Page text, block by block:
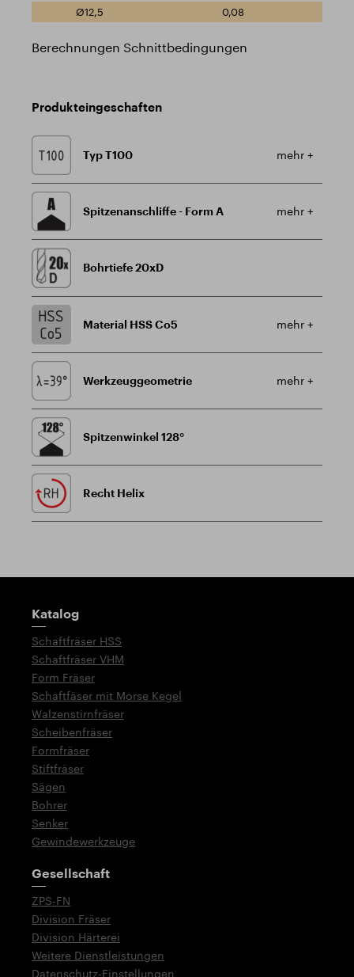
0,08
Berechnungen Schnittbedingungen
Produkteingeschaften
Typ T100 mehr +
Spitzenanschliffe - Form A mehr +
Bohrtiefe 20xD
Material HSS Co5 mehr +
Werkzeuggeometrie mehr +
Spitzenwinkel 128°
Recht Helix
Wegweiser
Katalog
Schaftfräser HSS
Schaftfräser VHM
Form Fräser
Schaftfäser mit Morse Kegel
Walzenstirnfräser
Scheibenfräser
Formfräser
Stiftfräser
Sägen
Bohrer
Senker
Gewindewerkzeuge
Gesellschaft
ZPS-FN
Division Fräser
Division Härterei
Weitere Dienstleistungen
Datenschutz-Einstellungen